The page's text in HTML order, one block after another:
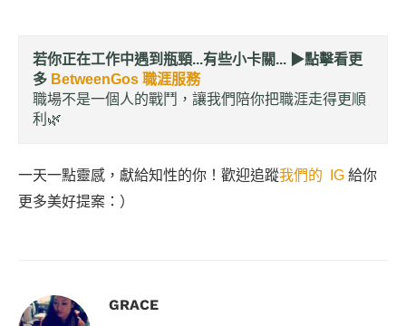
若你正在工作中遇到瓶頸...有些小卡關... ▶︎點擊看更
多 BetweenGos 職涯服務
職場不是一個人的戰鬥，讓我們陪你把職涯走得更順
利🌿
一天一點靈感，獻給知性的你！歡迎追蹤我們的 IG 給你
更多美好提案：）
GRACE